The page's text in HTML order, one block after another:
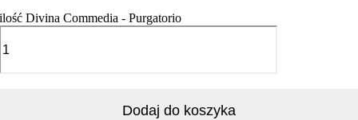
ilość Divina Commedia - Purgatorio
Dodaj do koszyka